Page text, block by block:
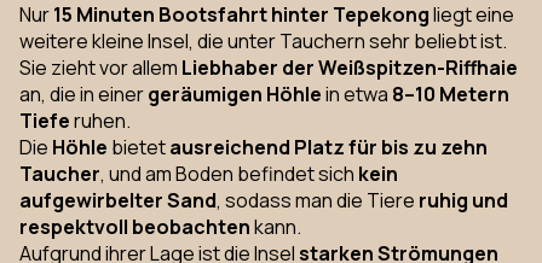
Nur15 Minuten Bootsfahrt hinter Tepekongliegt eine
weitere kleine Insel, die unter Tauchern sehr beliebt ist.
Sie zieht vor allem Liebhaber der Weißspitzen-Riffhaie
an, die in einergeräumigen Höhlein etwa 8–10 Metern
Tieferuhen.
Die Höhle bietetausreichend Platz für bis zu zehn
Taucher, und am Boden befindet sich kein
aufgewirbelter Sand, sodass man die Tiere ruhig und
respektvoll beobachtenkann.
Aufgrund ihrer Lage ist die Inselstarken Strömungen